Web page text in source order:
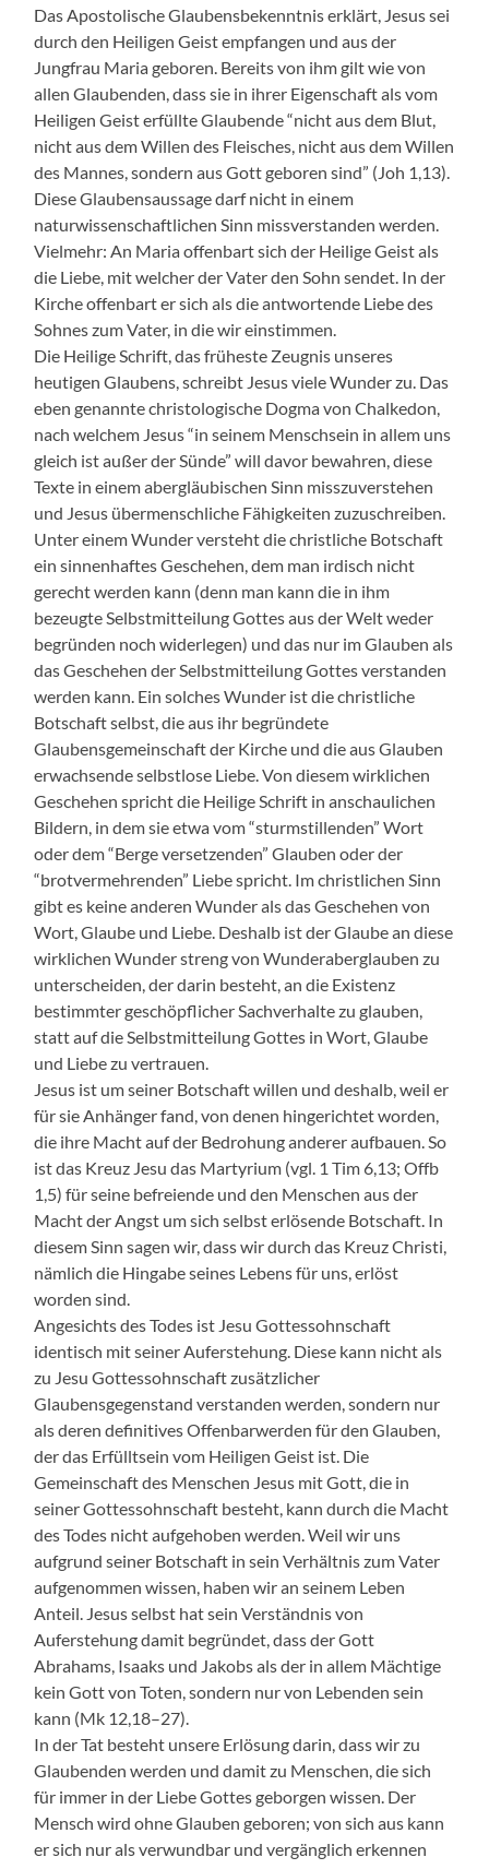
Das Apostolische Glaubensbekenntnis erklärt, Jesus sei
durch den Heiligen Geist empfangen und aus der
Jungfrau Maria geboren. Bereits von ihm gilt wie von
allen Glaubenden, dass sie in ihrer Eigenschaft als vom
Heiligen Geist erfüllte Glaubende “nicht aus dem Blut,
nicht aus dem Willen des Fleisches, nicht aus dem Willen
des Mannes, sondern aus Gott geboren sind” (Joh 1,13).
Diese Glaubensaussage darf nicht in einem
naturwissenschaftlichen Sinn missverstanden werden.
Vielmehr: An Maria offenbart sich der Heilige Geist als
die Liebe, mit welcher der Vater den Sohn sendet. In der
Kirche offenbart er sich als die antwortende Liebe des
Sohnes zum Vater, in die wir einstimmen.
Die Heilige Schrift, das früheste Zeugnis unseres
heutigen Glaubens, schreibt Jesus viele Wunder zu. Das
eben genannte christologische Dogma von Chalkedon,
nach welchem Jesus “in seinem Menschsein in allem uns
gleich ist außer der Sünde” will davor bewahren, diese
Texte in einem abergläubischen Sinn misszuverstehen
und Jesus übermenschliche Fähigkeiten zuzuschreiben.
Unter einem Wunder versteht die christliche Botschaft
ein sinnenhaftes Geschehen, dem man irdisch nicht
gerecht werden kann (denn man kann die in ihm
bezeugte Selbstmitteilung Gottes aus der Welt weder
begründen noch widerlegen) und das nur im Glauben als
das Geschehen der Selbstmitteilung Gottes verstanden
werden kann. Ein solches Wunder ist die christliche
Botschaft selbst, die aus ihr begründete
Glaubensgemeinschaft der Kirche und die aus Glauben
erwachsende selbstlose Liebe. Von diesem wirklichen
Geschehen spricht die Heilige Schrift in anschaulichen
Bildern, in dem sie etwa vom “sturmstillenden” Wort
oder dem “Berge versetzenden” Glauben oder der
“brotvermehrenden” Liebe spricht. Im christlichen Sinn
gibt es keine anderen Wunder als das Geschehen von
Wort, Glaube und Liebe. Deshalb ist der Glaube an diese
wirklichen Wunder streng von Wunderaberglauben zu
unterscheiden, der darin besteht, an die Existenz
bestimmter geschöpflicher Sachverhalte zu glauben,
statt auf die Selbstmitteilung Gottes in Wort, Glaube
und Liebe zu vertrauen.
Jesus ist um seiner Botschaft willen und deshalb, weil er
für sie Anhänger fand, von denen hingerichtet worden,
die ihre Macht auf der Bedrohung anderer aufbauen. So
ist das Kreuz Jesu das Martyrium (vgl. 1 Tim 6,13; Offb
1,5) für seine befreiende und den Menschen aus der
Macht der Angst um sich selbst erlösende Botschaft. In
diesem Sinn sagen wir, dass wir durch das Kreuz Christi,
nämlich die Hingabe seines Lebens für uns, erlöst
worden sind.
Angesichts des Todes ist Jesu Gottessohnschaft
identisch mit seiner Auferstehung. Diese kann nicht als
zu Jesu Gottessohnschaft zusätzlicher
Glaubensgegenstand verstanden werden, sondern nur
als deren definitives Offenbarwerden für den Glauben,
der das Erfülltsein vom Heiligen Geist ist. Die
Gemeinschaft des Menschen Jesus mit Gott, die in
seiner Gottessohnschaft besteht, kann durch die Macht
des Todes nicht aufgehoben werden. Weil wir uns
aufgrund seiner Botschaft in sein Verhältnis zum Vater
aufgenommen wissen, haben wir an seinem Leben
Anteil. Jesus selbst hat sein Verständnis von
Auferstehung damit begründet, dass der Gott
Abrahams, Isaaks und Jakobs als der in allem Mächtige
kein Gott von Toten, sondern nur von Lebenden sein
kann (Mk 12,18–27).
In der Tat besteht unsere Erlösung darin, dass wir zu
Glaubenden werden und damit zu Menschen, die sich
für immer in der Liebe Gottes geborgen wissen. Der
Mensch wird ohne Glauben geboren; von sich aus kann
er sich nur als verwundbar und vergänglich erkennen